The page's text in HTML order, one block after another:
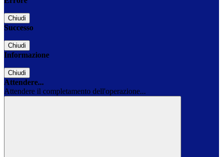
Chiudi
Successo
Chiudi
Informazione
Chiudi
Attendere...
Attendere il completamento dell'operazione...